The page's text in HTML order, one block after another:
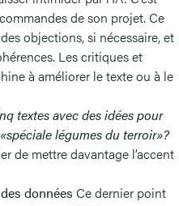
de son projet. Ce
objections, si nécessaire, et
Les critiques et
à améliorer le texte ou à le
textes avec des idées pour
légumes du terroir»?
de mettre davantage l’accent
données Ce dernier point